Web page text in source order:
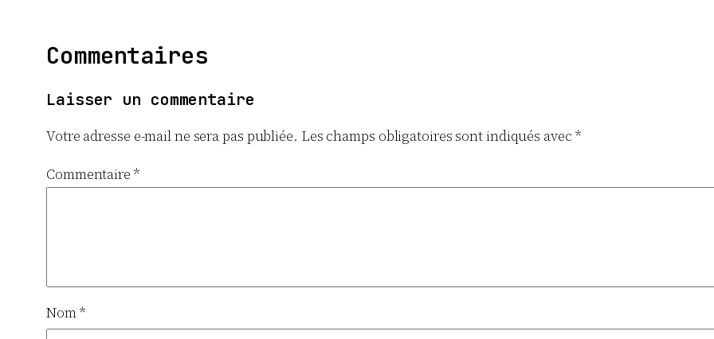
Commentaires
Laisser un commentaire
Votre adresse e-mail ne sera pas publiée. Les champs obligatoires sont indiqués avec *
Commentaire *
Nom*